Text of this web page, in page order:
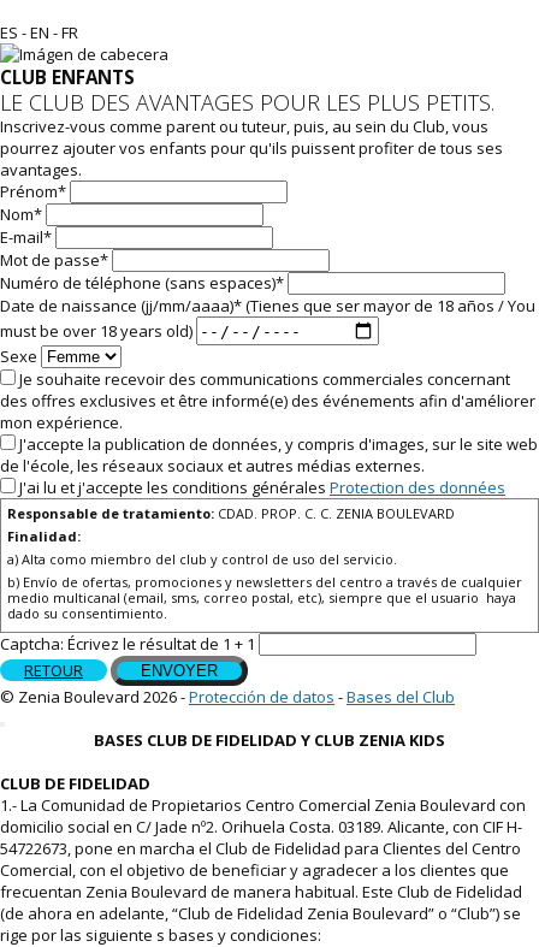
ES -EN -FR
CLUB ENFANTS
LE CLUB DES AVANTAGES POUR LES PLUS PETITS.
Inscrivez-vous comme parent ou tuteur, puis, au sein du Club, vous
pourrez ajouter vos enfants pour qu'ils puissent profiter de tous ses
avantages.
Prénom*
Nom*
E-mail*
Mot de passe*
Numéro de téléphone (sans espaces)*
Date de naissance (jj/mm/aaaa)* (Tienes que ser mayor de 18 años / You
must be over 18 years old)
Sexe
Je souhaite recevoir des communications commerciales concernant
des offres exclusives et être informé(e) des événements afin d'améliorer
mon expérience.
J'accepte la publication de données, y compris d'images, sur le site web
de l'école, les réseaux sociaux et autres médias externes.
J'ai lu et j'accepte les conditions générales Protection des données
Responsable de tratamiento: CDAD. PROP. C. C. ZENIA BOULEVARD
Finalidad:
a) Alta como miembro del club y control de uso del servicio.
b) Envío de ofertas, promociones y newsletters del centro a través de cualquier
medio multicanal (email, sms, correo postal, etc), siempre que el usuario haya
dado su consentimiento.
c) Toma de imágenes para uso interno.
d) Publicación de datos (incluidas imágenes) en el sitio web del Centro, así como
en Facebook y/o en otras redes sociales y otros medios de comunicación
externos, siempre que el usuario haya dado su consentimiento.
Destinatarios:No existen cesiones a terceros.
de Privacidad o presentar una reclamación ante una autoridad de control.
Captcha: Écrivez le résultat de 1 + 1
RETOUR
ENVOYER
© Zenia Boulevard 2026 -Protección de datos -Bases del Club
BASES CLUB DE FIDELIDAD Y CLUB ZENIA KIDS
CLUB DE FIDELIDAD
1.- La Comunidad de Propietarios Centro Comercial Zenia Boulevard con
domicilio social en C/ Jade nº2. Orihuela Costa. 03189. Alicante, con CIF H-
54722673, pone en marcha el Club de Fidelidad para Clientes del Centro
Comercial, con el objetivo de beneficiar y agradecer a los clientes que
frecuentan Zenia Boulevard de manera habitual. Este Club de Fidelidad
(de ahora en adelante, “Club de Fidelidad Zenia Boulevard” o “Club”) se
rige por las siguiente s bases y condiciones: